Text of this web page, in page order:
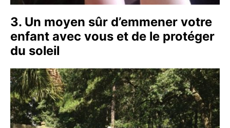
3. Un moyen sûr d’emmener votre
enfant avec vous et de le protéger
du soleil